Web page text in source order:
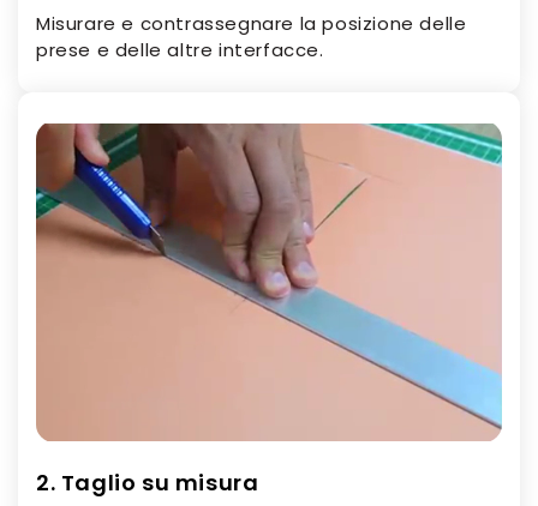
Misurare e contrassegnare la posizione delle
prese e delle altre interfacce.
2. Taglio su misura